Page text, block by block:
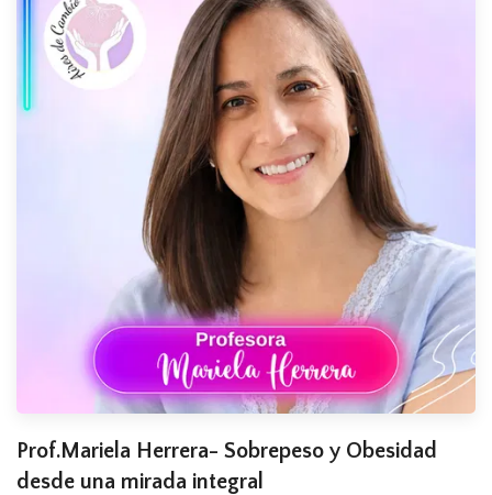
Prof.Mariela Herrera- Sobrepeso y Obesidad
desde una mirada integral